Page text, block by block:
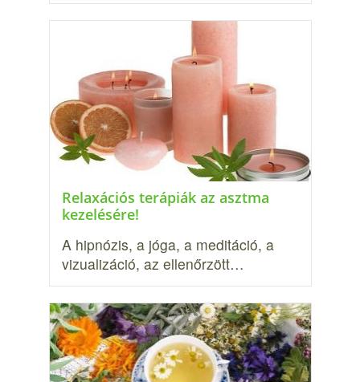
Relaxációs terápiák az asztma
kezelésére!
A hipnózis, a jóga, a meditáció, a
vizualizáció, az ellenőrzött…